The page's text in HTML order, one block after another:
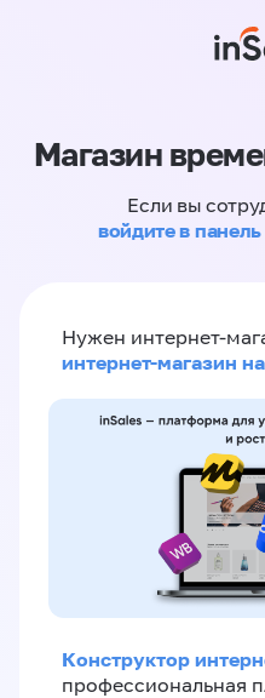
Магазин
Если вы
войдите в
Нужен интернет-
интернет-магазин
Конструктор
профессиональная